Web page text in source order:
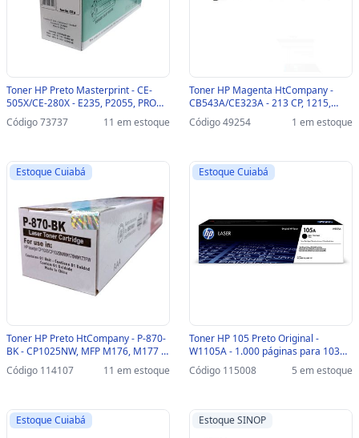
Toner HP Preto Masterprint - CE-
505X/CE-280X - E235, P2055, PRO
400, M401, 425 - 205010209
Código 73737 11 em estoque
Toner HP Magenta HtCompany -
CB543A/CE323A - 213 CP, 1215,
1515, 1518, CM1312MFP,
CM1415MFT, CP1525 NN,
Código 49254 1 em estoque
Estoque Cuiabá
Toner HP Preto HtCompany - P-870-
BK - CP1025NW, MFP M176, M177 -
205010212
Código 114107 11 em estoque
Estoque Cuiabá
Toner HP 105 Preto Original -
W1105A - 1.000 páginas para 103A,
107A, 107R, 107W, 108A , 108W,
131A , 133PN, 135R, 135A, 135W,
Código 115008 5 em estoque
Estoque Cuiabá Estoque SINOP